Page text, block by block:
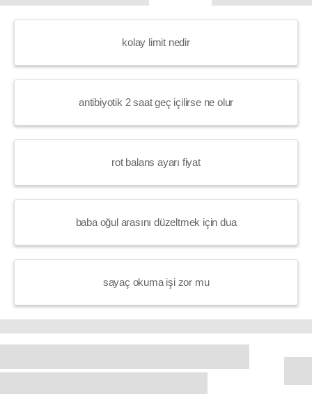
kolay limit nedir
antibiyotik 2 saat geç içilirse ne olur
rot balans ayarı fiyat
baba oğul arasını düzeltmek için dua
sayaç okuma işi zor mu